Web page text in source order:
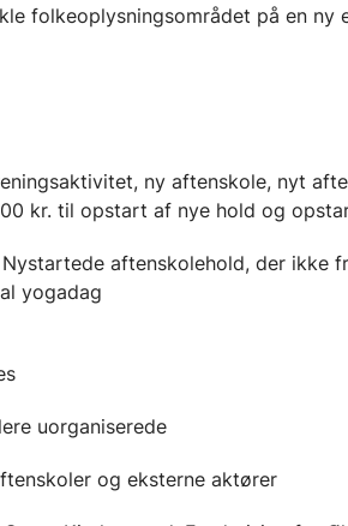
folkeoplysningsområdet på en ny
ny aftenskole, nyt
kr. til opstart af nye hold og
aftenskolehold, der ikke
yogadag
uorganiserede
og eksterne aktører